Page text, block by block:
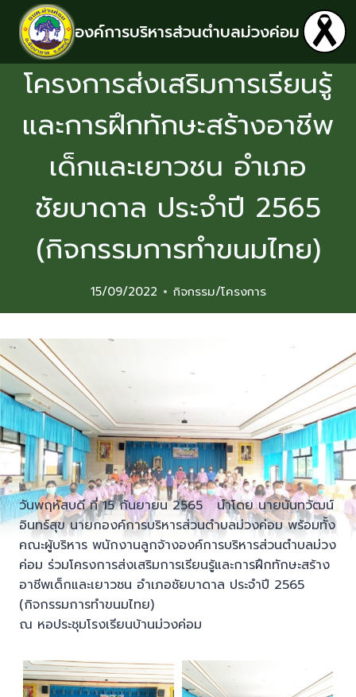
องค์การบริหารส่วนตำบลม่วงค่อม
โครงการส่งเสริมการเรียนรู้
และการฝึกทักษะสร้างอาชีพ
เด็กและเยาวชน อำเภอ
ชัยบาดาล ประจำปี 2565
(กิจกรรมการทำขนมไทย)
15/09/2022 กิจกรรม/โครงการ
วันพฤหัสบดี ที่ 15 กันยายน 2565 นำโดย นายนันทวัฒน์
อินทร์สุข นายกองค์การบริหารส่วนตำบลม่วงค่อม พร้อมทั้ง
คณะผู้บริหาร พนักงานลูกจ้างองค์การบริหารส่วนตำบลม่วง
ค่อม ร่วมโครงการส่งเสริมการเรียนรู้และการฝึกทักษะสร้าง
อาชีพเด็กและเยาวชน อำเภอชัยบาดาล ประจำปี 2565
(กิจกรรมการทำขนมไทย)
ณ หอประชุมโรงเรียนบ้านม่วงค่อม